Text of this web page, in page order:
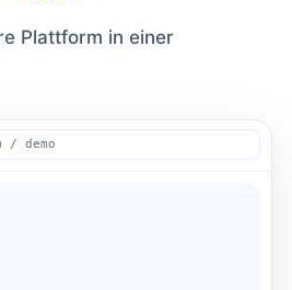
Plattform in einer
/ demo